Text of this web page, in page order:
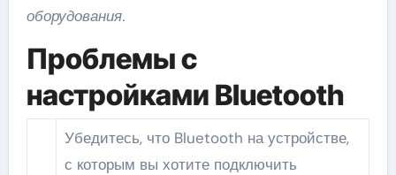
оборудования.
Проблемы с
настройками Bluetooth
Убедитесь, что Bluetooth на устройстве,
с которым вы хотите подключить